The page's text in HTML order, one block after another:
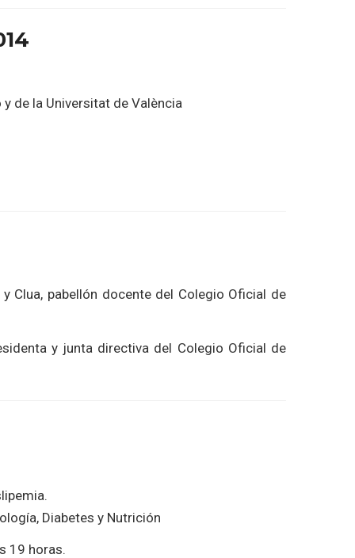
de la Universitat de València
Clua, pabellón docente del Colegio Oficial de
y junta directiva del Colegio Oficial de
Diabetes y Nutrición
19 horas.